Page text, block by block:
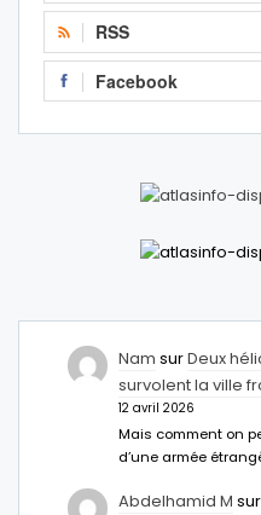
RSS
Facebook
Nam surDeux
survolent la ville
12 avril 2026
Mais comment on
d’une armée
Abdelhamid M